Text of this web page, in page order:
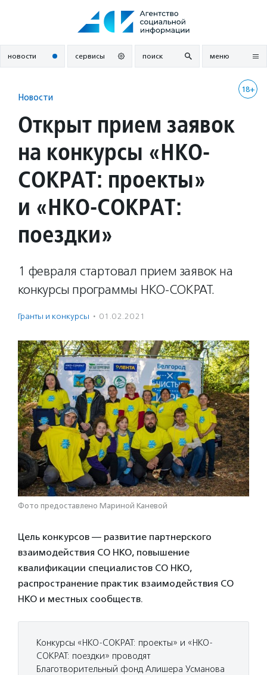
новости сервисы поиск меню
18+
Новости
Открыт прием заявок
на конкурсы «НКО-
СОКРАТ: проекты»
и «НКО-СОКРАТ:
поездки»
1 февраля стартовал прием заявок на
конкурсы программы НКО-СОКРАТ.
Гранты и конкурсы · 01.02.2021
Фото предоставлено Мариной Каневой
Цель конкурсов — развитие партнерского
взаимодействия СО НКО, повышение
квалификации специалистов СО НКО,
распространение практик взаимодействия СО
НКО и местных сообществ.
Конкурсы «НКО-СОКРАТ: проекты» и «НКО-
СОКРАТ: поездки» проводят
Благотворительный фонд Алишера Усманова